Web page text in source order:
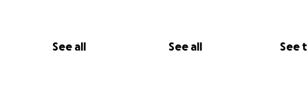
See all See all See